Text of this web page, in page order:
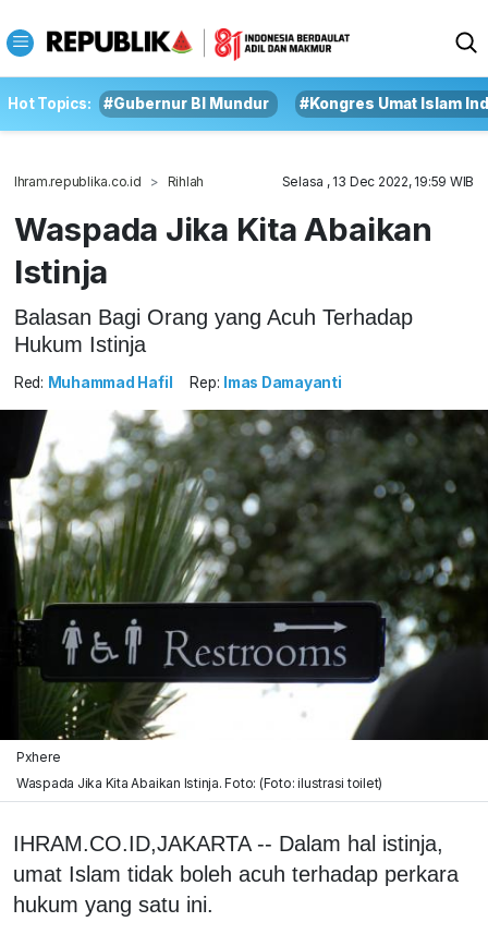
Hot Topics: #Gubernur BI Mundur #Kongres Umat Islam
Ihram.republika.co.id Rihlah Selasa , 13 Dec 2022, 19:59 WIB
Waspada Jika Kita Abaikan
Istinja
Balasan Bagi Orang yang Acuh Terhadap
Hukum Istinja
Red: Muhammad Hafil Rep: Imas Damayanti
Pxhere
Waspada Jika Kita Abaikan Istinja. Foto: (Foto: ilustrasi toilet)
IHRAM.CO.ID,JAKARTA -- Dalam hal istinja,
umat Islam tidak boleh acuh terhadap perkara
hukum yang satu ini.